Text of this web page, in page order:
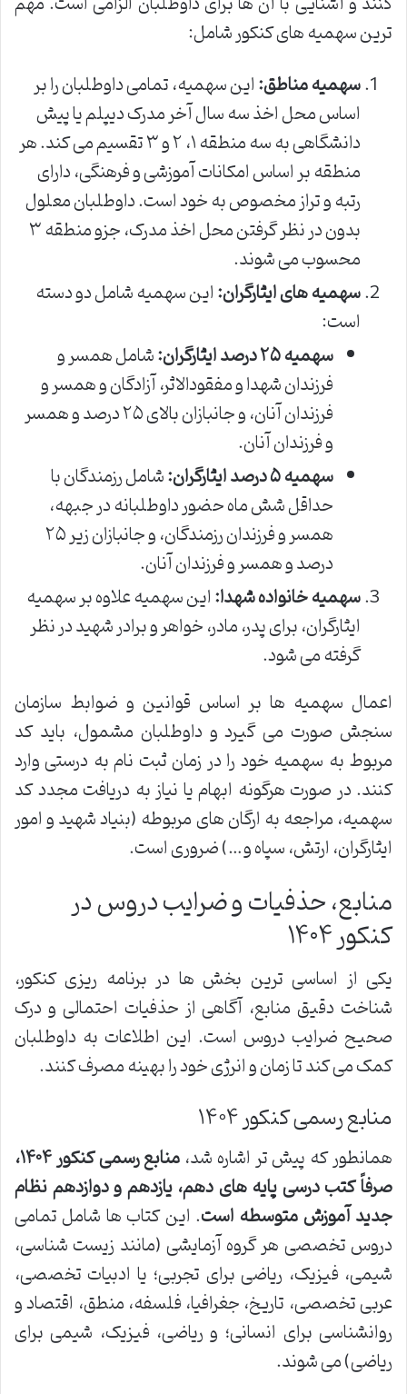
ترین سهمیه های کنکور شامل:
سهمیه مناطق:این سهمیه، تمامی داوطلبان را بر
اساس محل اخذ سه سال آخر مدرک دیپلم یا پیش
دانشگاهی به سه منطقه ۱، ۲ و ۳ تقسیم می کند. هر
منطقه بر اساس امکانات آموزشی و فرهنگی، دارای
رتبه و تراز مخصوص به خود است. داوطلبان معلول
بدون در نظر گرفتن محل اخذ مدرک، جزو منطقه ۳
محسوب می شوند.
سهمیه های ایثارگران:این سهمیه شامل دو دسته
است:
سهمیه ۲۵ درصد ایثارگران:
شامل همسر و
فرزندان شهدا و مفقودالاثر، آزادگان و همسر و
فرزندان آنان، و جانبازان بالای ۲۵ درصد و همسر
و فرزندان آنان.
سهمیه ۵ درصد ایثارگران:
شامل رزمندگان با
حداقل شش ماه حضور داوطلبانه در جبهه،
همسر و فرزندان رزمندگان، و جانبازان زیر ۲۵
درصد و همسر و فرزندان آنان.
سهمیه خانواده شهدا:این سهمیه علاوه بر سهمیه
ایثارگران، برای پدر، مادر، خواهر و برادر شهید در نظر
گرفته می شود.
اعمال سهمیه ها بر اساس قوانین و ضوابط سازمان
سنجش صورت می گیرد و داوطلبان مشمول، باید کد
مربوط به سهمیه خود را در زمان ثبت نام به درستی وارد
کنند. در صورت هرگونه ابهام یا نیاز به دریافت مجدد کد
سهمیه، مراجعه به ارگان های مربوطه (بنیاد شهید و امور
ایثارگران، ارتش، سپاه و…) ضروری است.
منابع، حذفیات و ضرایب دروس در
کنکور ۱۴۰۴
یکی از اساسی ترین بخش ها در برنامه ریزی کنکور،
شناخت دقیق منابع، آگاهی از حذفیات احتمالی و درک
صحیح ضرایب دروس است. این اطلاعات به داوطلبان
کمک می کند تا زمان و انرژی خود را بهینه مصرف کنند.
منابع رسمی کنکور ۱۴۰۴
همانطور که پیش تر اشاره شد،
منابع رسمی کنکور ۱۴۰۴،
صرفاً کتب درسی پایه های دهم، یازدهم و دوازدهم نظام
جدید آموزش متوسطه است. این کتاب ها شامل تمامی
دروس تخصصی هر گروه آزمایشی (مانند زیست شناسی،
شیمی، فیزیک، ریاضی برای تجربی؛ یا ادبیات تخصصی،
عربی تخصصی، تاریخ، جغرافیا، فلسفه، منطق، اقتصاد و
روانشناسی برای انسانی؛ و ریاضی، فیزیک، شیمی برای
ریاضی) می شوند.